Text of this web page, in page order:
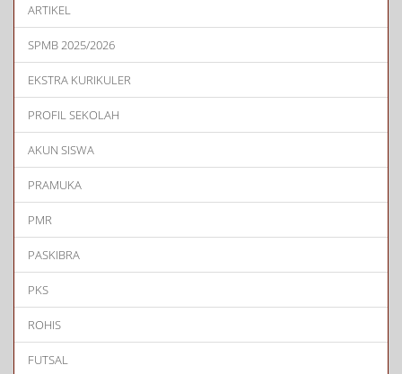
ARTIKEL
SPMB 2025/2026
EKSTRA KURIKULER
PROFIL SEKOLAH
AKUN SISWA
PRAMUKA
PMR
PASKIBRA
PKS
ROHIS
FUTSAL